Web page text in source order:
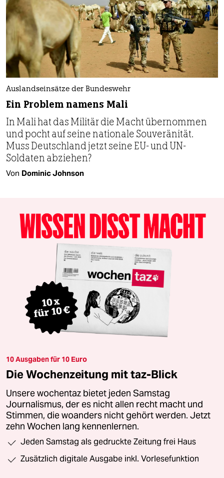
Auslandseinsätze der Bundeswehr
Ein Problem namens Mali
In Mali hat das Militär die Macht übernommen
und pocht auf seine nationale Souveränität.
Muss Deutschland jetzt seine EU- und UN-
Soldaten abziehen?
Von Dominic Johnson
10 Ausgaben für 10 Euro
Die Wochenzeitung mit taz-Blick
Unsere wochentaz bietet jeden Samstag
Journalismus, der es nicht allen recht macht und
Stimmen, die woanders nicht gehört werden. Jetzt
zehn Wochen lang kennenlernen.
Jeden Samstag als gedruckte Zeitung frei Haus
Zusätzlich digitale Ausgabe inkl. Vorlesefunktion